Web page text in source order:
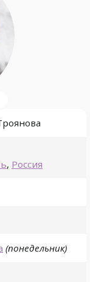
, Россия
(понедельник)